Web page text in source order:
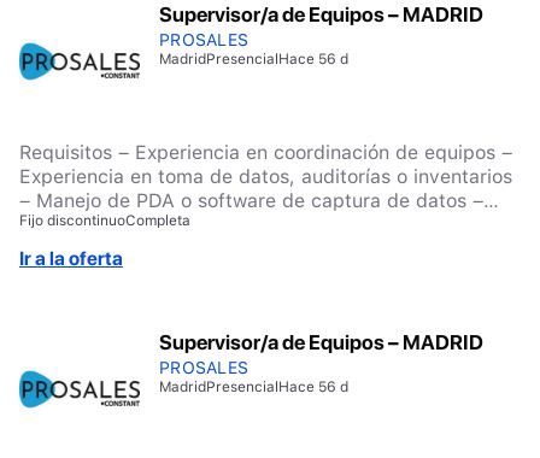
Supervisor/a de Equipos – MADRID
PROSALES
MadridPresencialHace 56 d
Requisitos – Experiencia en coordinación de equipos –
Experiencia en toma de datos, auditorías o inventarios
– Manejo de PDA o software de captura de datos –
Bachillerato o Ciclo Formativo de Grado Medio –
Disponibilidad inmediata y movilidad Si estás
interesado/a, inscríbete en la oferta.
Fijo discontinuoCompleta
Ir a la oferta
Supervisor/a de Equipos – MADRID
PROSALES
MadridPresencialHace 56 d